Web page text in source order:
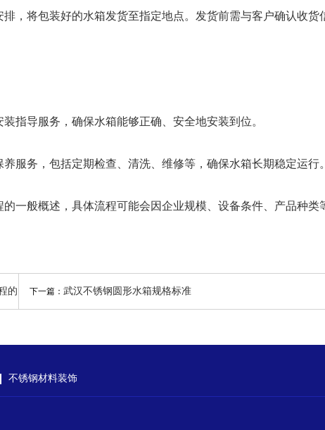
将包装好的水箱发货至指定地点。发货前需与客户确认收货
导服务，确保水箱能够正确、安全地安装到位。
务，包括定期检查、清洗、维修等，确保水箱长期稳定运行。
般概述，具体流程可能会因企业规模、设备条件、产品种类
的 下一篇： 武汉不锈钢圆形水箱规格标准
不锈钢材料装饰